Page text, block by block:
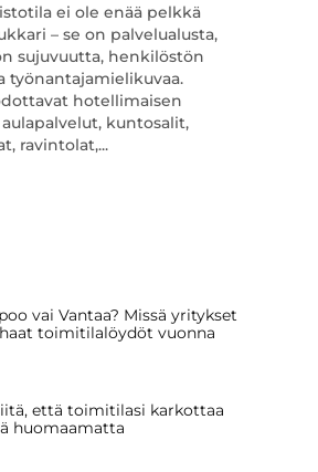
ei ole enää pelkkä
– se on palvelualusta,
sujuvuutta, henkilöstön
työnantajamielikuvaa.
hotellimaisen
kuntosalit,
ravintolat,...
vai Vantaa? Missä yritykset
toimitilalöydöt vuonna
että toimitilasi karkottaa
huomaamatta